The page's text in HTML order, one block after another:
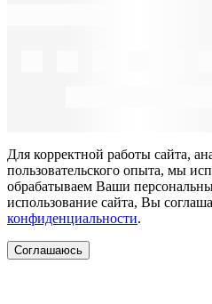
Для корректной работы сайта,
пользовательского опыта, мы
обрабатываем Ваши
использование сайта, Вы
конфиденциальности.
Соглашаюсь